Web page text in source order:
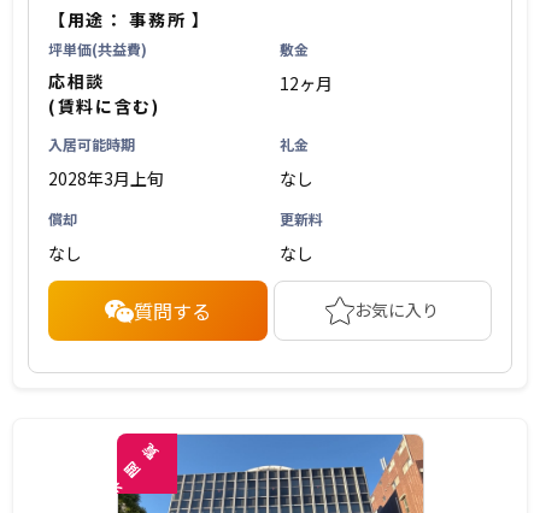
【用途：事務所 】
坪単価(共益費)
応相談
(賃料に含む)
敷金
12ヶ月
入居可能時期
2028年3月上旬
礼金
なし
償却
なし
更新料
なし
質問する お気に入り
未
閲
覧